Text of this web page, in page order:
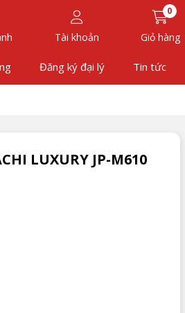
Tài khoản
0
Giỏ hàng
Đăng ký đại lý Tin tức
LUXURY JP-M610